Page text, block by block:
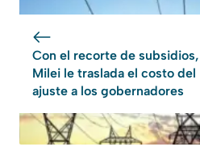
Con el recorte de subsidios,
Milei le traslada el costo del
ajuste a los gobernadores